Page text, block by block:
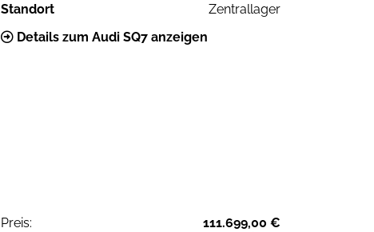
Standort
Zentrallager
Details zum Audi SQ7 anzeigen
Preis:
111.699,00 €